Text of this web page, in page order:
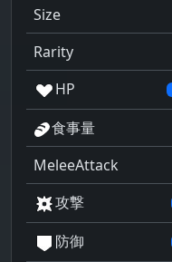
Size
Rarity
HP
食事量
MeleeAttack
攻撃
防御